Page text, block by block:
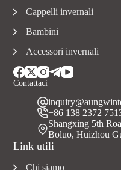
Contattaci
+86 138 2372
Shangxing 5th
Boluo, Huizhou
Link utili
Chi siamo
Cappelli invernali
Bambini
Accessori invernali